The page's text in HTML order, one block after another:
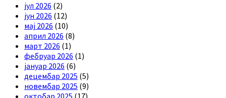
јул 2026 (2)
јун 2026 (12)
мај 2026 (10)
април 2026 (8)
март 2026 (1)
фебруар 2026 (1)
јануар 2026 (6)
децембар 2025 (5)
новембар 2025 (9)
октобар 2025 (17)